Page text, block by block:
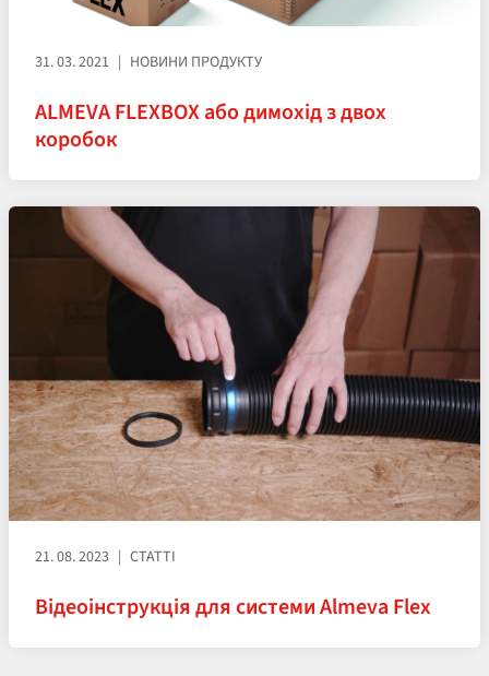
31. 03. 2021 НОВИНИ ПРОДУКТУ
ALMEVA FLEXBOX або димохід з двох
коробок
21. 08. 2023 СТАТТІ
Відеоінструкція для системи Almeva Flex